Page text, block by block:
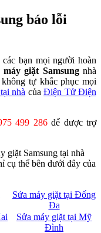
báo lỗi
bạn mọi người hoàn
giặt Samsungnhà
tự khắc phục mọi
nhà củaĐiện Tử Điện
499 286để được trợ
giặt Samsung tại nhà
cụ thể bên dưới đây của
Sửa máy giặt tại Đống
Đa
Sửa máy giặt tại Mỹ
Đình